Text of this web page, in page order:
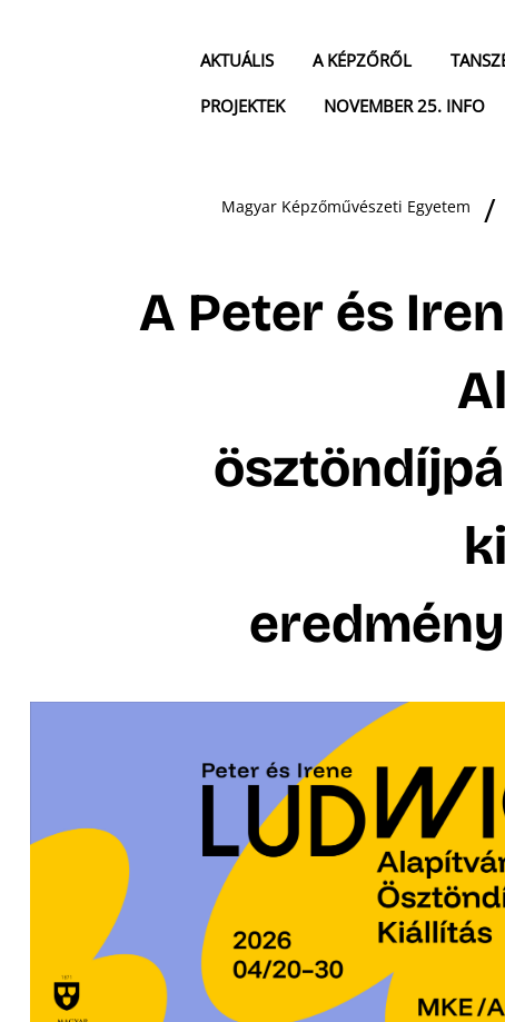
AKTUÁLIS A KÉPZŐRŐL
PROJEKTEK
NOVEMBER 25. INFO
Magyar Képzőművészeti Egyetem
A Peter és